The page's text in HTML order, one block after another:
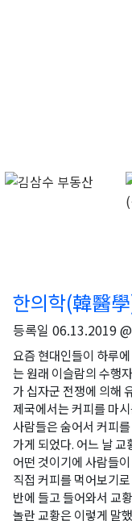
한의학(韓醫
등록일 06.13.2019
요즘 현대인들이 하루
는 원래 이슬람의 수행
가 십자군 전쟁에 의해
제국에서는 커피를 마
사람들은 숨어서 커피
가게 되었다. 어느 날 교
어떤 것이기에 사람들
직접 커피를 먹어보기
반에 들고 들어와서 교
놀란 교황은 이렇게 말